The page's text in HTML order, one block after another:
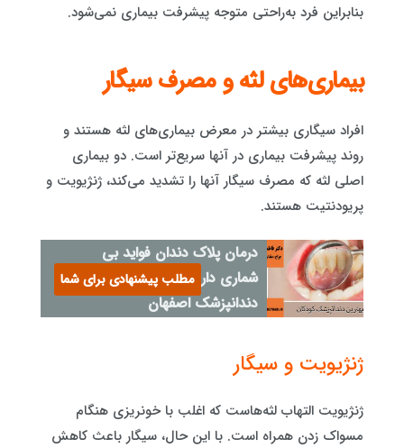
بنابراین فرد به‌راحتی متوجه پیشرفت بیماری نمی‌شود.
بیماری‌های لثه و مصرف سیگار
افراد سیگاری بیشتر در معرض بیماری‌های لثه هستند و
روند پیشرفت بیماری در آنها سریع‌تر است. دو بیماری
اصلی لثه که مصرف سیگار آنها را تشدید می‌کند، ژنژیویت و
پریودنتیت هستند.
درمان پلاک دندان فواید بی
شماری دارد - بهترین
دندانپزشک اصفهان
مطلب پیشنهادی برای شما
ژنژیویت و سیگار
ژنژیویت التهاب لثه‌هاست که اغلب با خونریزی هنگام
مسواک زدن همراه است. با این حال، سیگار باعث کاهش